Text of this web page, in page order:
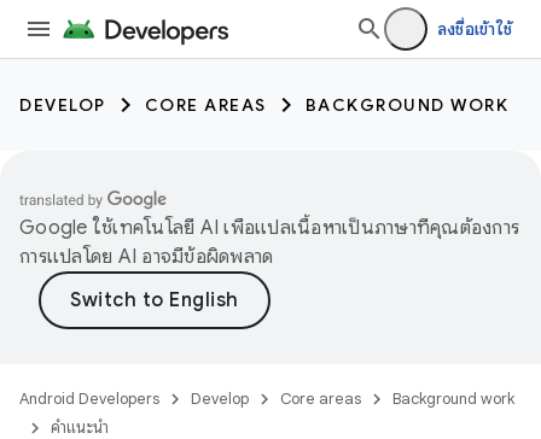
ลงชื่อเข้าใช้
DEVELOP CORE AREAS BACKGROUND WORK
Google ใช้เทคโนโลยี AI เพื่อแปลเนื้อหาเป็นภาษาที่คุณต้องการ
การแปลโดย AI อาจมีข้อผิดพลาด
Android Developers Develop Core areas
Background work
คำแนะนำ